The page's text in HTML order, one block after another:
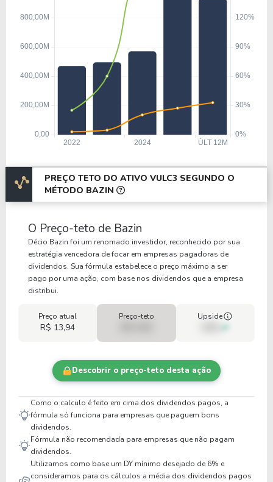
PREÇO TETO DO ATIVO VULC3 SEGUNDO O
MÉTODO BAZIN
O Preço-teto de Bazin
Décio Bazin foi um renomado investidor, reconhecido por sua
estratégia vencedora de focar em empresas pagadoras de
dividendos. Sua fórmula estabelece o preço máximo a ser
pago por uma ação, com base nos dividendos que a empresa
distribui.
Preço atual
R$ 13,94
Preço-teto Upside
Descobrir o preço-teto desta ação
Como o calculo é feito em cima dos dividendos pagos, a
fórmula só funciona para empresas que paguem bons
dividendos.
Fórmula não recomendada para empresas que não pagam
dividendos.
Utilizamos como base um DY mínimo desejado de 6% e
consideramos para os cálculos a média dos dividendos pagos